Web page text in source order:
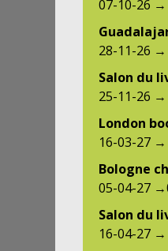
07-10-26 →
28-11-26 →
Salon du
25-11-26 →
London
16-03-27
Bologne
05-04-27
Salon du
16-04-27